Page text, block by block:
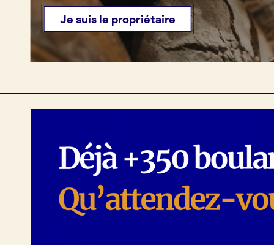
Je suis le propriétaire